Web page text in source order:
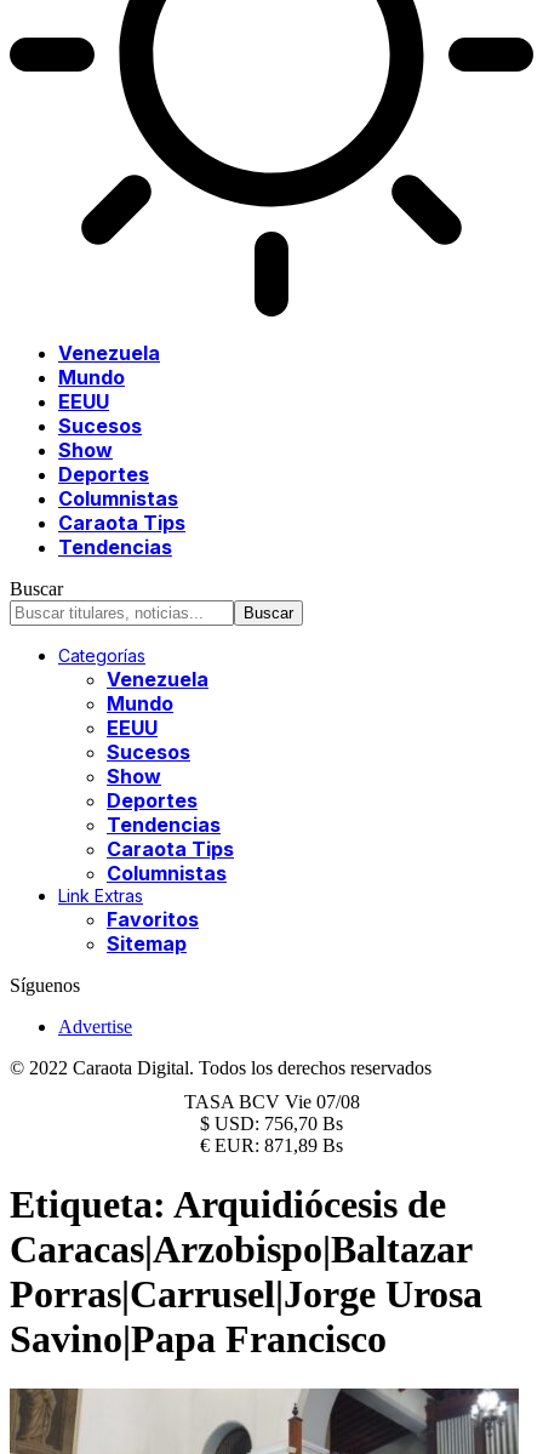
Venezuela
Mundo
EEUU
Sucesos
Show
Deportes
Columnistas
Caraota Tips
Tendencias
Buscar
Categorías
Venezuela
Mundo
EEUU
Sucesos
Show
Deportes
Tendencias
Caraota Tips
Columnistas
Link Extras
Favoritos
Sitemap
Síguenos
Advertise
© 2022 Caraota Digital. Todos los derechos reservados
TASA BCV Vie 07/08
$ USD: 756,70 Bs
€ EUR: 871,89 Bs
Etiqueta: Arquidiócesis de
Caracas|Arzobispo|Baltazar
Porras|Carrusel|Jorge Urosa
Savino|Papa Francisco